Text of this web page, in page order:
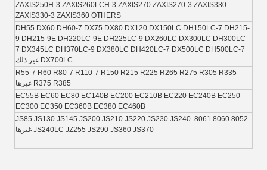
ZAXIS250H-3 ZAXIS260LCH-3 ZAXIS270 ZAXIS270-3 ZAXIS330
ZAXIS330-3 ZAXIS360 OTHERS
DH55 DX60 DH60-7 DX75 DX80 DX120 DX150LC DH150LC-7 DH215-
9 DH215-9E DH220LC-9E DH225LC-9 DX260LC DX300LC DH300LC-
7 DX345LC DH370LC-9 DX380LC DH420LC-7 DX500LC DH500LC-7
DX700LC غير ذلك
R55-7 R60 R80-7 R110-7 R150 R215 R225 R265 R275 R305 R335
R375 R385 غيرها
EC55B EC60 EC80 EC140B EC200 EC210B EC220 EC240B EC250
EC300 EC350 EC360B EC380 EC460B
8052 8060 8061 JS85 JS130 JS145 JS200 JS210 JS220 JS230 JS240
JS240LC JZ255 JS290 JS360 JS370 غيرها
......